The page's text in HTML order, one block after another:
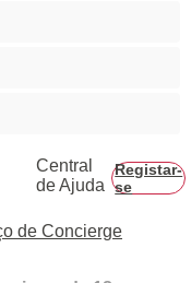
Central
de Ajuda
Registar-
se
de Concierge